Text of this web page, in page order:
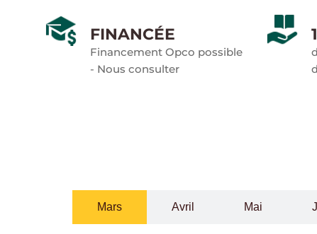
FINANCÉE
Financement Opco possible
- Nous consulter
Mars Avril Mai